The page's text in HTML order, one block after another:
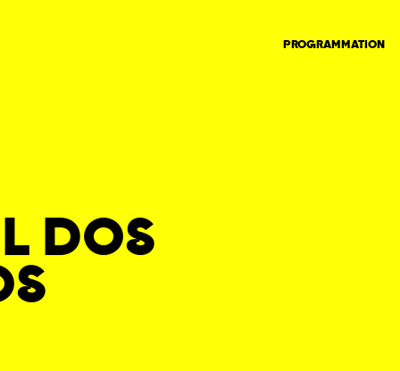
PROGRAMMATION
DOS